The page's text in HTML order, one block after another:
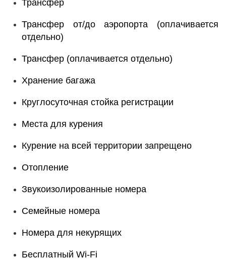
Трансфер
Трансфер от/до аэропорта (оплачивается
отдельно)
Трансфер (оплачивается отдельно)
Хранение багажа
Круглосуточная стойка регистрации
Места для курения
Курение на всей территории запрещено
Отопление
Звукоизолированные номера
Семейные номера
Номера для некурящих
Бесплатный Wi-Fi